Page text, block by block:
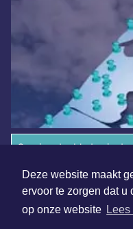
Deze website maakt
ervoor te zorgen dat u
op onze website
Overige dagbladen in de
Algemene voorwaarden
Disclaimer